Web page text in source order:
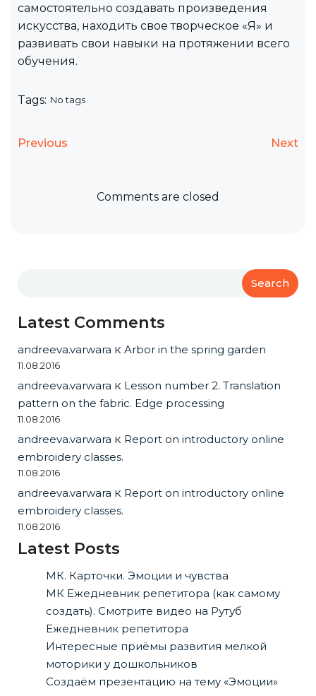
самостоятельно создавать произведения
искусства, находить свое творческое «Я» и
развивать свои навыки на протяжении всего
обучения.
Tags: No tags
Previous Next
Comments are closed
Search
Latest Comments
andreeva.varwara к Arbor in the spring garden
11.08.2016
andreeva.varwara к Lesson number 2. Translation
pattern on the fabric. Edge processing
11.08.2016
andreeva.varwara к Report on introductory online
embroidery classes.
11.08.2016
andreeva.varwara к Report on introductory online
embroidery classes.
11.08.2016
Latest Posts
МК. Карточки. Эмоции и чувства
МК Ежедневник репетитора (как самому
создать). Смотрите видео на Рутуб
Ежедневник репетитора
Интересные приёмы развития мелкой
моторики у дошкольников
Создаём презентацию на тему «Эмоции»